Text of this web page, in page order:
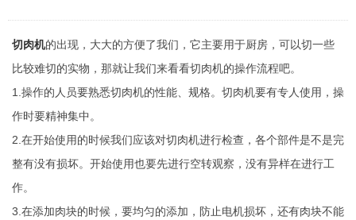
切肉机的出现，大大的方便了我们，它主要用于厨房，可以切一些
比较难切的实物，那就让我们来看看切肉机的操作流程吧。
1.操作的人员要熟悉切肉机的性能、规格。切肉机要有专人使用，操
作时要精神集中。
2.在开始使用的时候我们应该对切肉机进行检查，各个部件是不是完
整有没有损坏。开始使用也要先进行空转观察，没有异样在进行工
作。
3.在添加肉块的时候，要均匀的添加，防止电机损坏，还有肉块不能